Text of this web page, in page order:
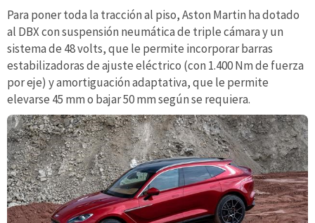
Para poner toda la tracción al piso, Aston Martin ha dotado
al DBX con suspensión neumática de triple cámara y un
sistema de 48 volts, que le permite incorporar barras
estabilizadoras de ajuste eléctrico (con 1.400 Nm de fuerza
por eje) y amortiguación adaptativa, que le permite
elevarse 45 mm o bajar 50 mm según se requiera.